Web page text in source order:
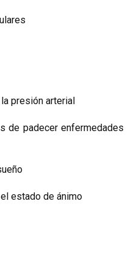
presión arterial
de padecer enfermedades
estado de ánimo